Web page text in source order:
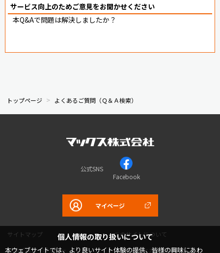
個人情報の取り扱いについて
本ウェブサイトでは、より良いサイト体験の提供、皆様の興味にあわ
サービス向上のためご意見をお聞かせください
本Q&Aで問題は解決しましたか？
トップページ よくあるご質問（Ｑ＆Ａ検索）
公式SNS
Facebook
マイページ
サイトマップ
このサイトについて
プライバシーポリシー
コミュニティガイドライン